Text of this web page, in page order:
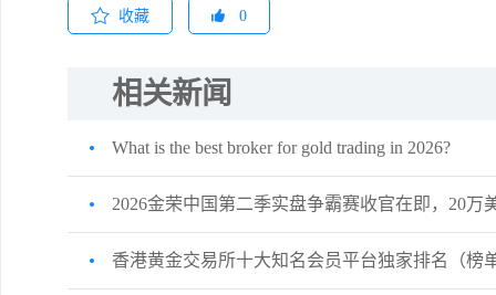
收藏 0
相关新闻
What is the best broker for gold trading in 2026?
2026金荣中国第二季实盘争霸赛收官在即，20万
香港黄金交易所十大知名会员平台独家排名（榜